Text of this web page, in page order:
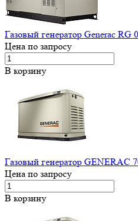
Газовый генератор Generac RG
Цена по запросу
В корзину
Газовый генератор GENERAC
Цена по запросу
В корзину